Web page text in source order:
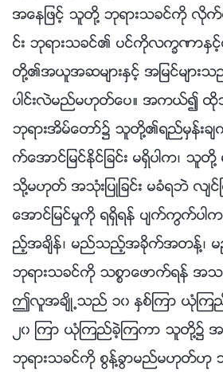
အေနျဖင့္ သူတို႔ ဘုရားသခင္ကို လို
င္း ဘုရားသခင္၏ ပင္ကိုလကၡဏာ
တို႔၏အယူအဆမ်ားႏွင့္ အျမင္မ်ား
ပာင္းလဲမည္မဟုတ္ေပ။ အကယ္၍ ထို
ဘုရားအိမ္ေတာ္၌ သူတို႔၏ရည္မွန္းခ်
က္ေအာင္ျမင္ႏိုင္ျခင္း မရွိပါက၊ သူတို႔ ရ
သို႔မဟုတ္ အသုံးျပဳျခင္း မခံရဘဲ လ်င္ျမ
ေအာင္ျမင္မႈကို ရရွိရန္ ပ်က္ကြက္
ည့္အခ်ိန္၊ မည္သည့္အခိုက္အတန႔္၊
ဘုရားသခင္ကို သစၥာေဖာက္ရန္ အသ
ဤလူအခ်ိဳ႕သည္ ၁၀ ႏွစ္ၾကာ ယုံၾကည္
၂၀ ၾကာ ယုံၾကည္ခဲ့ၾကကာ သူတို႔၌ အေ
ဘုရားသခင္ကို စြန႔္ခြာမည္မဟုတ္